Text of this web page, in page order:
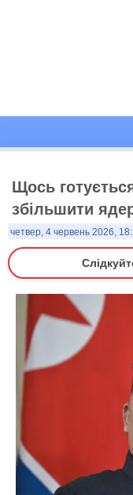
Щось
збільшити
четвер, 4 червень 2026,